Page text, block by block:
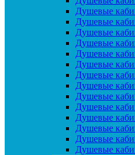
Душевые
Душевые
Душевые
Душевые
Душевые
Душевые
Душевые
Душевые
Душевые
Душевые
Душевые
Душевые
Душевые
Душевые